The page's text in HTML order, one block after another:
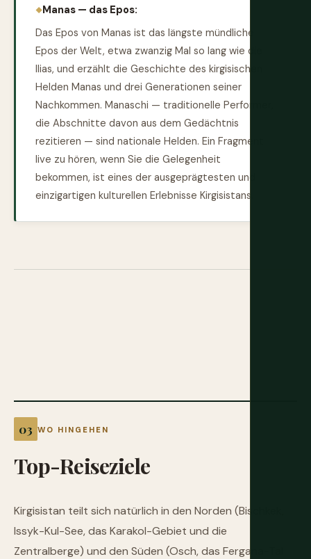
Manas — das Epos:
Das Epos von Manas ist das längste mündliche
Epos der Welt, etwa zwanzig Mal so lang wie die
Ilias, und erzählt die Geschichte des kirgisischen
Helden Manas und drei Generationen seiner
Nachkommen. Manaschi — traditionelle Performer,
die Abschnitte davon aus dem Gedächtnis
rezitieren — sind nationale Helden. Ein Fragment
live zu hören, wenn Sie die Gelegenheit
bekommen, ist eines der ausgeprägtesten und
einzigartigen kulturellen Erlebnisse Kirgisistans.
WO HINGEHEN
Top-Reiseziele
Kirgisistan teilt sich natürlich in den Norden (Bischkek,
Issyk-Kul-See, das Karakol-Gebiet und die
Zentralberge) und den Süden (Osch, das Fergana-Tal